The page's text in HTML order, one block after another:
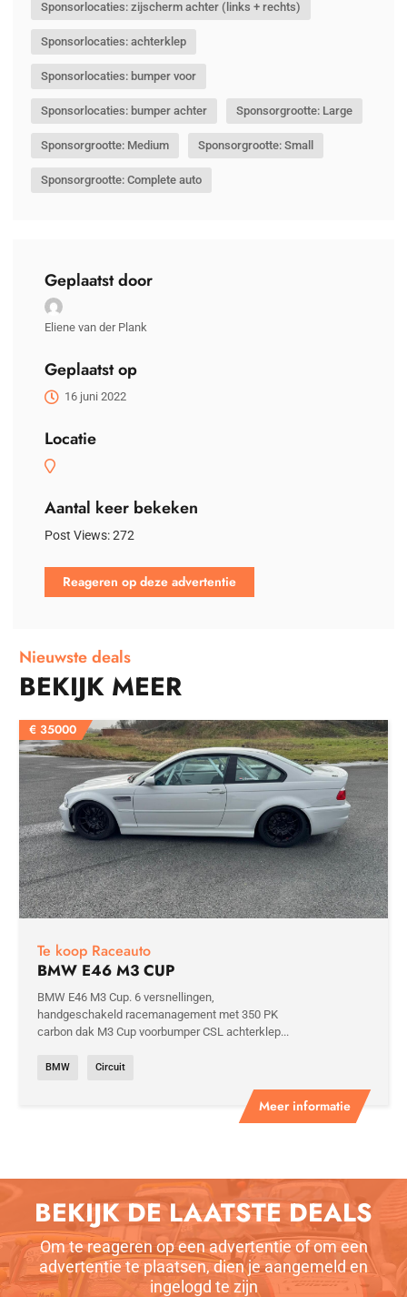
Sponsorlocaties: zijscherm achter (links + rechts)
Sponsorlocaties: achterklep
Sponsorlocaties: bumper voor
Sponsorlocaties: bumper achter Sponsorgrootte: Large
Sponsorgrootte: Medium Sponsorgrootte: Small
Sponsorgrootte: Complete auto
Geplaatst door
Eliene van der Plank
Geplaatst op
16 juni 2022
Locatie
Aantal keer bekeken
Post Views:272
Reageren op deze advertentie
Nieuwste deals
BEKIJK MEER
€ 35000
Meer informatie
Te koop Raceauto
BMW E46 M3 CUP
BMW E46 M3 Cup. 6 versnellingen,
handgeschakeld racemanagement met 350 PK
carbon dak M3 Cup voorbumper CSL achterklep...
BMW Circuit
BEKIJK DE LAATSTE DEALS
Om te reageren op een advertentie of om een
advertentie te plaatsen, dien je aangemeld en
ingelogd te zijn